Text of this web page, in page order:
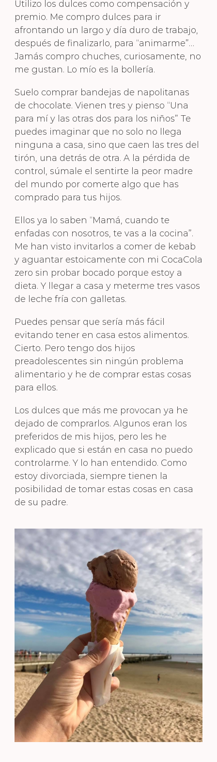
Utilizo los dulces como compensación y
premio. Me compro dulces para ir
afrontando un largo y día duro de trabajo,
después de finalizarlo, para “animarme”…
Jamás compro chuches, curiosamente, no
me gustan. Lo mío es la bollería.
Suelo comprar bandejas de napolitanas
de chocolate. Vienen tres y pienso “Una
para mí y las otras dos para los niños” Te
puedes imaginar que no solo no llega
ninguna a casa, sino que caen las tres del
tirón, una detrás de otra. A la pérdida de
control, súmale el sentirte la peor madre
del mundo por comerte algo que has
comprado para tus hijos.
Ellos ya lo saben “Mamá, cuando te
enfadas con nosotros, te vas a la cocina”.
Me han visto invitarlos a comer de kebab
y aguantar estoicamente con mi CocaCola
zero sin probar bocado porque estoy a
dieta. Y llegar a casa y meterme tres vasos
de leche fría con galletas.
Puedes pensar que sería más fácil
evitando tener en casa estos alimentos.
Cierto. Pero tengo dos hijos
preadolescentes sin ningún problema
alimentario y he de comprar estas cosas
para ellos.
Los dulces que más me provocan ya he
dejado de comprarlos. Algunos eran los
preferidos de mis hijos, pero les he
explicado que si están en casa no puedo
controlarme. Y lo han entendido. Como
estoy divorciada, siempre tienen la
posibilidad de tomar estas cosas en casa
de su padre.